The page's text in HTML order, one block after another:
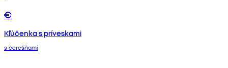
€
Kľúčenka s príveskami
s čerešňami